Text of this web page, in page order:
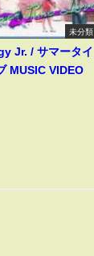
未分類
Jr. / サマータイ
MUSIC VIDEO